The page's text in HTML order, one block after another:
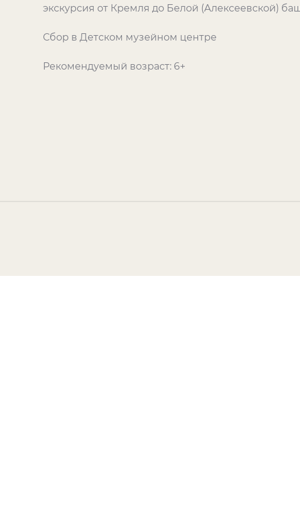
экскурсия от Кремля до Белой (Алексеевской)
Сбор в Детском музейном центре
Рекомендуемый возраст: 6+